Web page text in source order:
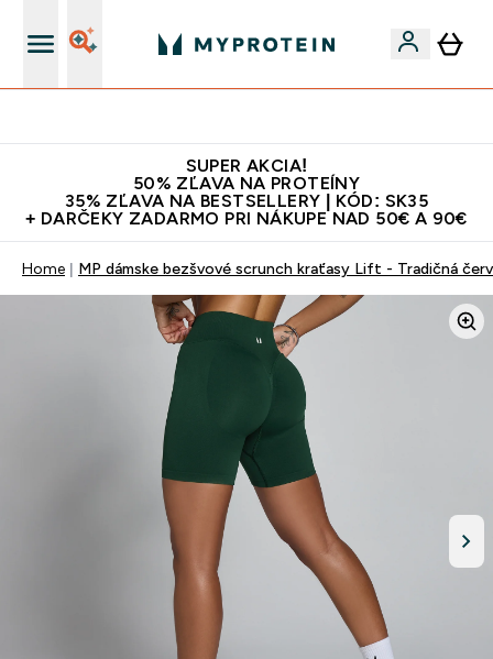
SUPER AKCIA!
50% ZĽAVA NA PROTEÍNY
35% ZĽAVA NA BESTSELLERY | KÓD: SK35
+ DARČEKY ZADARMO PRI NÁKUPE NAD 50€ A 90€
Home MP dámske bezšvové scrunch kraťasy Lift - Tradičná